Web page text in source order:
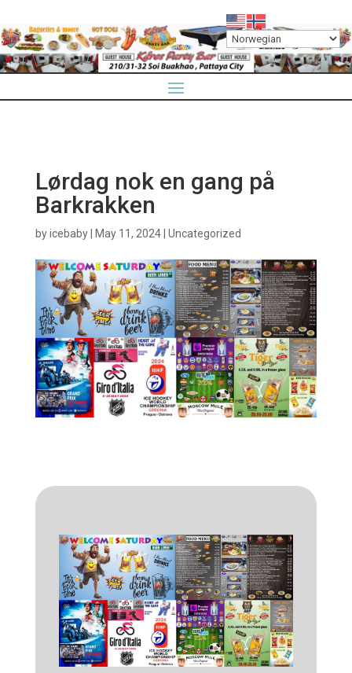
Lørdag nok en gang på
Barkrakken
byicebaby| May 11, 2024| Uncategorized